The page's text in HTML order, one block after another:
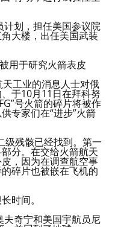
划，担任美国参议院
大楼，出任美国武装
用于研究火箭表皮
天工业的消息人士对俄
于10月11日在拜科努
号火箭的碎片将被作
专家们在“进步”火箭
级残骸已经找到。第一
分。在交给火箭航天
，因为在调查航空事
碎片也被嵌在飞机的
时间。
夫奇宁和美国宇航员尼